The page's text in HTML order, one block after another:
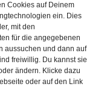
Cookies auf Deinem
ein. Dies
mit den
für die angegebenen
aussuchen und dann auf
freiwillig. Du kannst sie
ändern. Klicke dazu
oder auf den Link